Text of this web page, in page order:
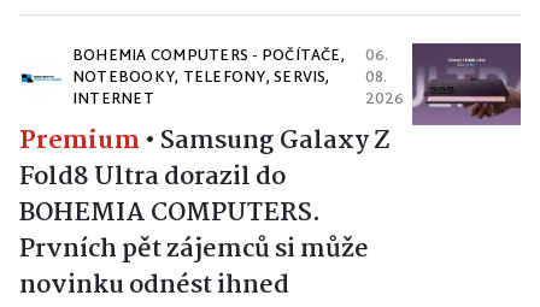
BOHEMIA COMPUTERS - POČÍTAČE,
NOTEBOOKY, TELEFONY, SERVIS,
INTERNET
06.
08.
2026
Premium • Samsung Galaxy Z
Fold8 Ultra dorazil do
BOHEMIA COMPUTERS.
Prvních pět zájemců si může
novinku odnést ihned